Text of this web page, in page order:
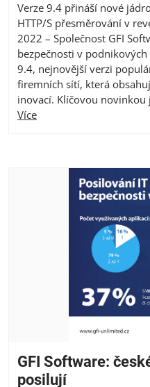
Verze 9.4 přináší nové
HTTP/S přesměrování v
2022 – Společnost GFI
bezpečnosti v
9.4, nejnovější verzi
firemních sítí, která
inovací. Klíčovou novinkou
Více
GFI Software:
posilují